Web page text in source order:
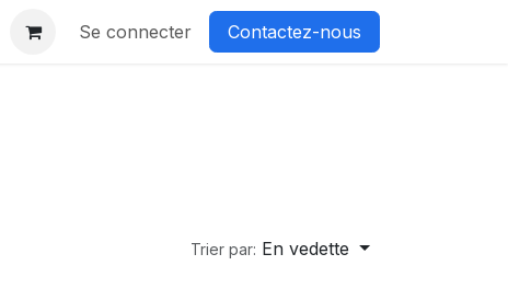
Se connecter Contactez-nous
Trier par: En vedette